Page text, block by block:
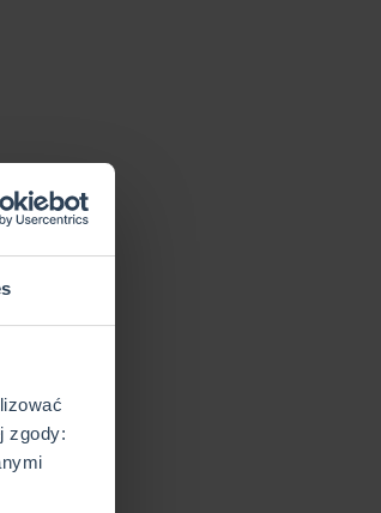
zgody: